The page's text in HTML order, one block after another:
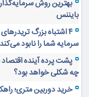
بهترین روش
بایننس
۴ اشتباه بزرگ
سرمایه شما را نابود
چه شکلی خواهد بود؟
خرید دوربین متری؛